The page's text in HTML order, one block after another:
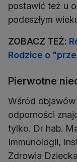
postawić też u
podeszłym
ZOBACZ TEŻ:
Rodzice o
Pierwotne
Wśród
odporności
tylko. Dr hab.
Immunologii,
Zdrowia